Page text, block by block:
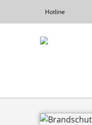
Hotline